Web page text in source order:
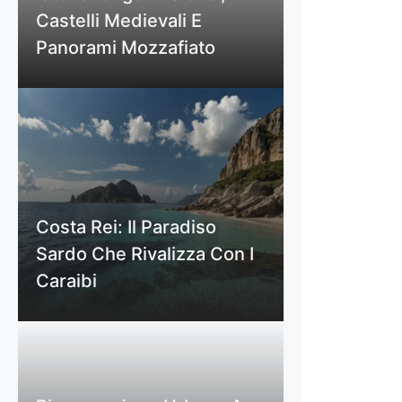
Castelli Medievali E
Panorami Mozzafiato
Costa Rei: Il Paradiso
Sardo Che Rivalizza Con I
Caraibi